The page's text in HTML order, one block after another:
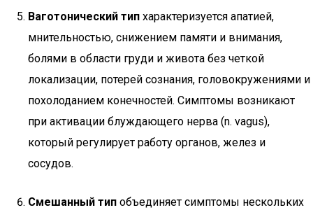
Ваготонический тип характеризуется апатией,
мнительностью, снижением памяти и внимания,
болями в области груди и живота без четкой
локализации, потерей сознания, головокружениями и
похолоданием конечностей. Симптомы возникают
при активации блуждающего нерва (n. vagus),
который регулирует работу органов, желез и
сосудов.
Смешанный тип объединяет симптомы нескольких